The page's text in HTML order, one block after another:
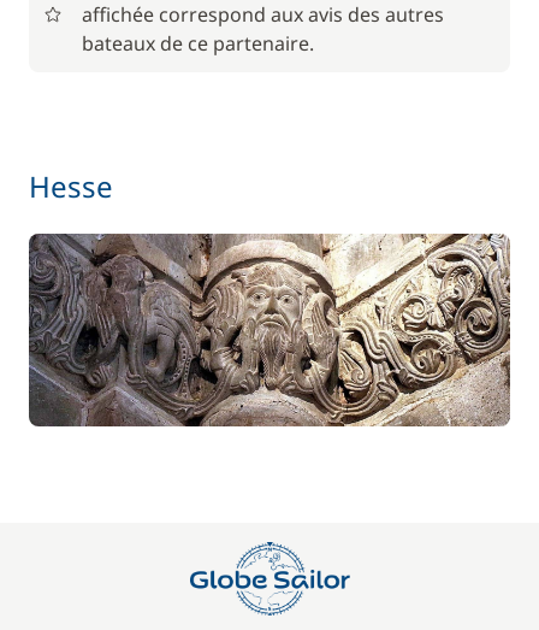
Animaux de compagnie 85,00 €
Le paquet environnemental
Location de vélo - Adulte 59,50 €
/ semaine
Location de vélo - Enfant 45,50 €
/ semaine
Paddle 77,00 €
affichée correspond aux avis des autres
bateaux de ce partenaire.
Hesse